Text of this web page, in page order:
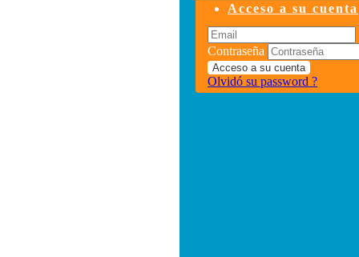
Acceso a su cuenta
Contraseña
Acceso a su cuenta
Olvidó su password ?